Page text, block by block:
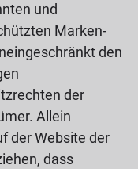
und
Marken-
den
der
Allein
der Website der
dass